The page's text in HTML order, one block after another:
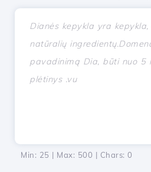
Min: 25 | Max: 500 | Chars: 0